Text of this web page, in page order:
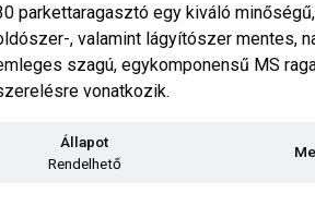
parkettaragasztó egy kiváló
, valamint lágyítószer mentes,
szagú, egykomponensű MS
vonatkozik.
Állapot
Rendelhető